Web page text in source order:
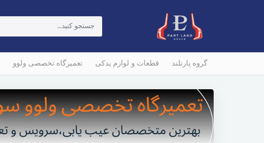
گروه پارتلند قطعات و لوازم یدکی تعمیرگاه تخصصی ولوو